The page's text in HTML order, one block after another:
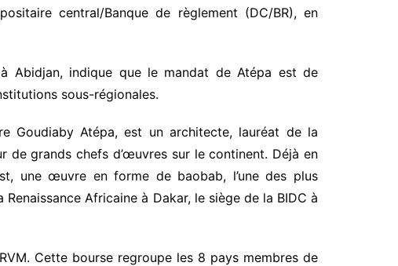
central/Banque de règlement (DC/BR), en
Abidjan, indique que le mandat de Atépa est de
sous-régionales.
Goudiaby Atépa, est un architecte, lauréat de la
de grands chefs d’œuvres sur le continent. Déjà en
une œuvre en forme de baobab, l’une des plus
Africaine à Dakar, le siège de la BIDC à
Cette bourse regroupe les 8 pays membres de